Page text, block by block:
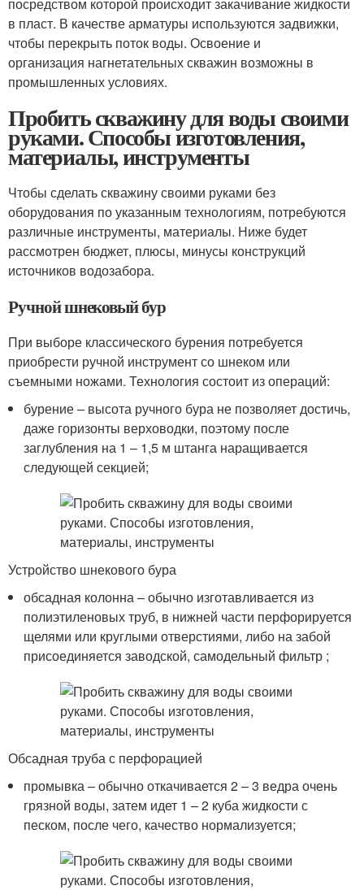
в пласт. В качестве арматуры используются задвижки,
чтобы перекрыть поток воды. Освоение и
организация нагнетательных скважин возможны в
промышленных условиях.
Пробить скважину для воды своими
руками. Способы изготовления,
материалы, инструменты
Чтобы сделать скважину своими руками без
оборудования по указанным технологиям, потребуются
различные инструменты, материалы. Ниже будет
рассмотрен бюджет, плюсы, минусы конструкций
источников водозабора.
Ручной шнековый бур
При выборе классического бурения потребуется
приобрести ручной инструмент со шнеком или
съемными ножами. Технология состоит из операций:
бурение – высота ручного бура не позволяет достичь,
даже горизонты верховодки, поэтому после
заглубления на 1 – 1,5 м штанга наращивается
следующей секцией;
Устройство шнекового бура
обсадная колонна – обычно изготавливается из
полиэтиленовых труб, в нижней части перфорируется
щелями или круглыми отверстиями, либо на забой
присоединяется заводской, самодельный фильтр ;
Обсадная труба с перфорацией
промывка – обычно откачивается 2 – 3 ведра очень
грязной воды, затем идет 1 – 2 куба жидкости с
песком, после чего, качество нормализуется;